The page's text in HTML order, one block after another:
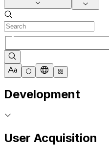
Development
User Acquisition